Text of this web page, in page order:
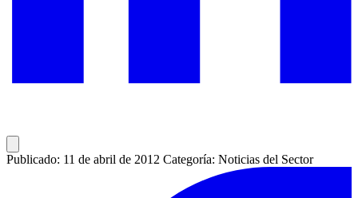
Publicado: 11 de abril de 2012 Categoría: Noticias del Sector